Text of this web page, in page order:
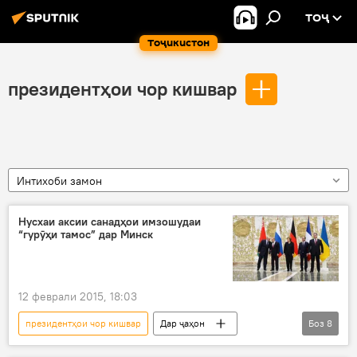
Тоҷикистон
ТОҶ
президентҳои чор кишвар
Интихоби замон
Нусхаи аксии санадҳои имзошудаи
“гурӯҳи тамос” дар Минск
12 феврали 2015, 18:03
президентҳои чор кишвар
Дар ҷаҳон
Сиёсат
Ҳамаи хабарҳо
Боз 8